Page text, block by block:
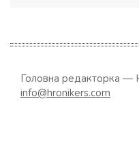
Головна редакторка —
info@hronikers.com